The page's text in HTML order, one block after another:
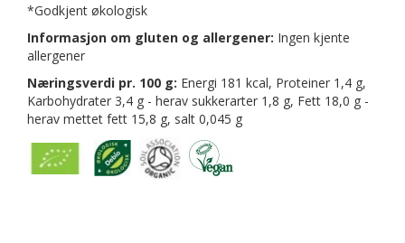
*Godkjent økologisk
Informasjon om gluten og allergener: Ingen kjente
allergener
Næringsverdi pr. 100 g: Energi 181 kcal, Proteiner 1,4 g,
Karbohydrater 3,4 g - herav sukkerarter 1,8 g, Fett 18,0 g -
herav mettet fett 15,8 g, salt 0,045 g